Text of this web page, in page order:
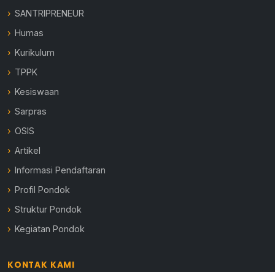
SANTRIPRENEUR
Humas
Kurikulum
TPPK
Kesiswaan
Sarpras
OSIS
Artikel
Informasi Pendaftaran
Profil Pondok
Struktur Pondok
Kegiatan Pondok
KONTAK KAMI